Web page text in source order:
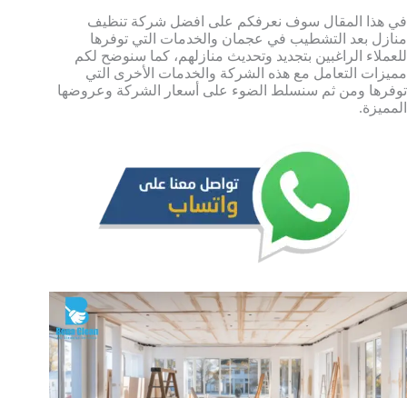
في هذا المقال سوف نعرفكم على افضل شركة تنظيف
منازل بعد التشطيب في عجمان والخدمات التي توفرها
للعملاء الراغبين بتجديد وتحديث منازلهم، كما سنوضح لكم
مميزات التعامل مع هذه الشركة والخدمات الأخرى التي
توفرها ومن ثم سنسلط الضوء على أسعار الشركة وعروضها
المميزة.